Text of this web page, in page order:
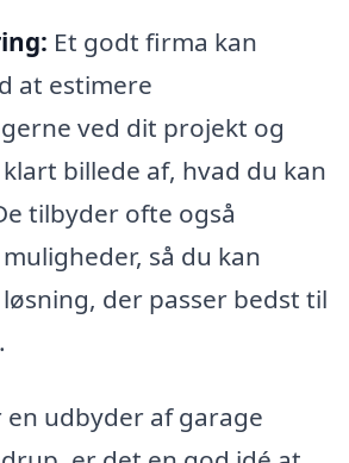
Et godt firma kan
at estimere
ved dit projekt og
billede af, hvad du kan
tilbyder ofte også
så du kan
der passer bedst til
udbyder af garage